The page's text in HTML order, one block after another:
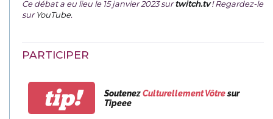
Ce débat a eu lieu le 15 janvier 2023 surtwitch.tv ! Regardez-le
surYouTube.
PARTICIPER
tip! SoutenezCulturellement Vôtresur
Tipeee